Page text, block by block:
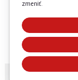
zmeniť.
© 2026 Bicykle, E-bicykle a
Najnižšia cena .
Našli ste nižšiu
nám ponuku a